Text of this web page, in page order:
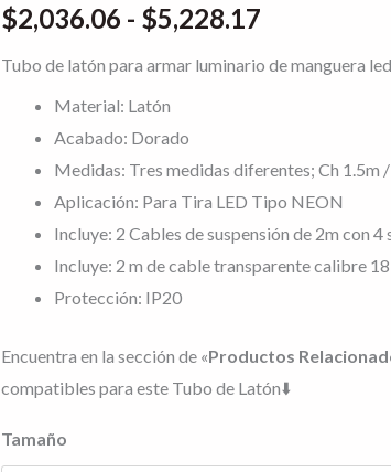
$2,036.06 - $5,228.17
Tubo de latón para armar luminario de manguera
Material: Latón
Acabado: Dorado
Medidas: Tres medidas diferentes; Ch 1.5m
Aplicación: Para Tira LED Tipo NEON
Incluye: 2 Cables de suspensión de 2m con 4
Incluye: 2 m de cable transparente calibre 18
Protección: IP20
Encuentra en la sección de «Productos
compatibles para este Tubo de Latón⬇️
Tamaño
para
led
neón
protección
incluye
suspensión
de
2m
y